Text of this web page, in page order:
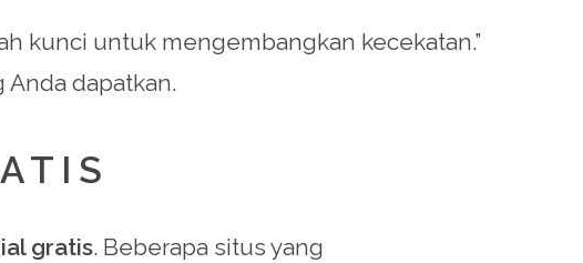
kunci untuk mengembangkan kecekatan.”
dapatkan.
gratis. Beberapa situs yang